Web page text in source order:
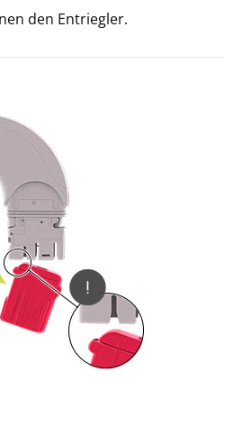
den Entriegler.